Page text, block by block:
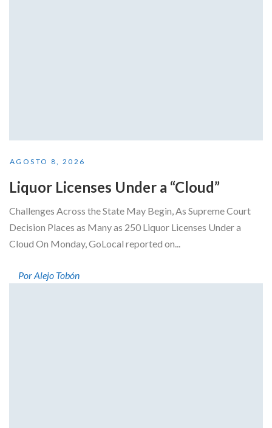
AGOSTO 8, 2026
Liquor Licenses Under a “Cloud”
Challenges Across the State May Begin, As Supreme Court
Decision Places as Many as 250 Liquor Licenses Under a
Cloud On Monday, GoLocal reported on...
Por Alejo Tobón